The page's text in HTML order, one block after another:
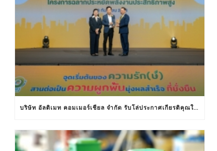
บริษัท อัลติเมท คอมเมอร์เชียล จำกัด รับโล่ประกาศเกียรติคุณในงานครบรอบ 30 ปีฉลากประหยัดไฟฟ้าเบอร์ 5